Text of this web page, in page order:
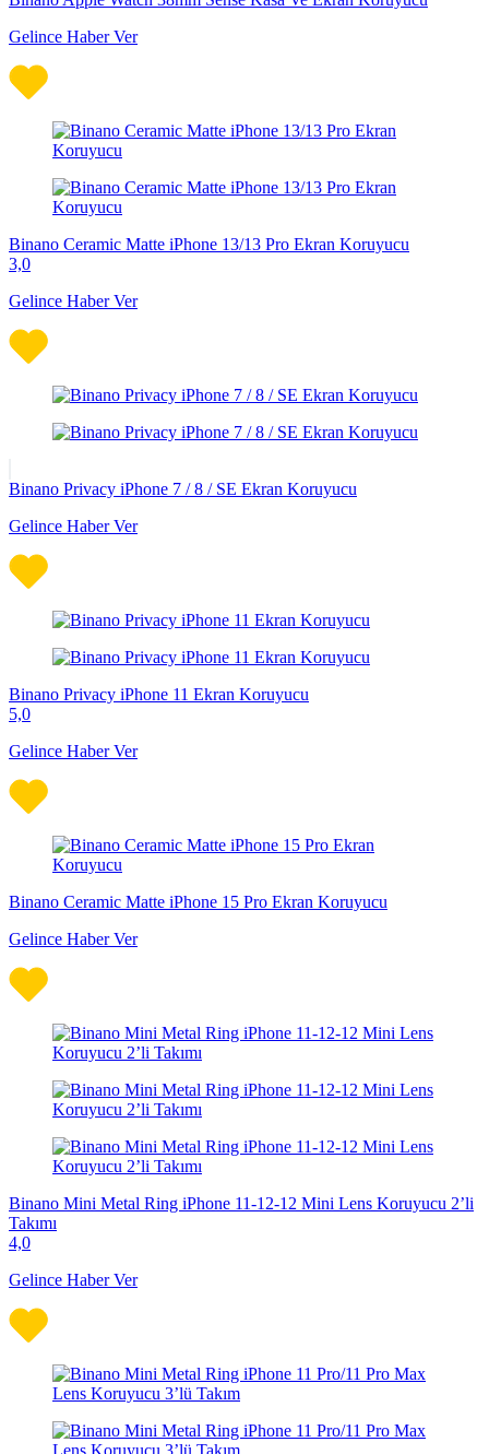
Gelince Haber Ver
Binano Ceramic Matte iPhone 13/13 Pro Ekran Koruyucu
3,0
Gelince Haber Ver
Binano Privacy iPhone 7 / 8 / SE Ekran Koruyucu
Gelince Haber Ver
Binano Privacy iPhone 11 Ekran Koruyucu
5,0
Gelince Haber Ver
Binano Ceramic Matte iPhone 15 Pro Ekran Koruyucu
Gelince Haber Ver
Binano Mini Metal Ring iPhone 11-12-12 Mini Lens Koruyucu 2’li
Takımı
4,0
Gelince Haber Ver